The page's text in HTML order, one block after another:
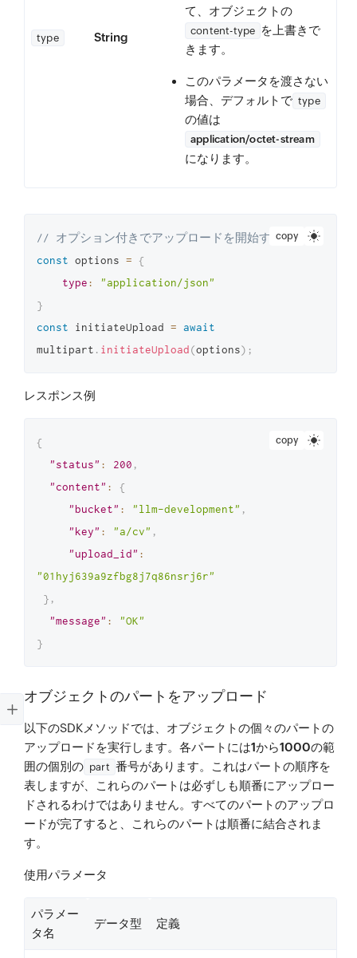
type String
て、オブジェクトの
content-type を上書きで
きます。
このパラメータを渡さない
場合、デフォルトで type
の値は
application/octet-stream
になります。
copy
// オプション付きでアップロードを開始する
const options =
{
type:
"application/json"
}
const initiateUpload = await
multipart . initiateUpload(options) ;
レスポンス例
copy
{
"status" : 200 ,
"content" :
{
"bucket" : "llm-development" ,
"key" : "a/cv" ,
"upload_id" :
"01hyj639a9zfbg8j7q86nsrj6r"
} ,
"message" :
"OK"
}
オブジェクトのパートをアップロード
以下のSDKメソッドでは、オブジェクトの個々のパートの
アップロードを実行します。各パートには1から1000の範
囲の個別の part 番号があります。これはパートの順序を
表しますが、これらのパートは必ずしも順番にアップロー
ドされるわけではありません。すべてのパートのアップロ
ードが完了すると、これらのパートは順番に結合されま
す。
使用パラメータ
パラメー
タ名
データ型 定義